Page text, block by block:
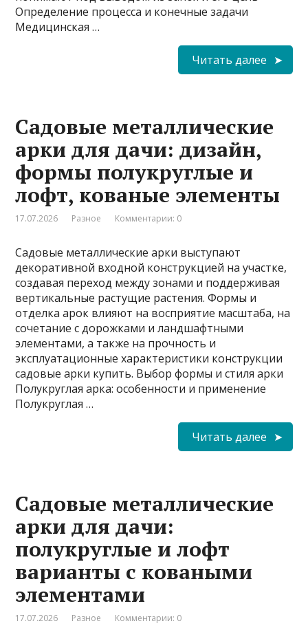
Определение процесса и конечные задачи
Медицинская …
Читать далее
Садовые металлические
арки для дачи: дизайн,
формы полукруглые и
лофт, кованые элементы
17.07.2026 Разное Комментарии: 0
Садовые металлические арки выступают
декоративной входной конструкцией на участке,
создавая переход между зонами и поддерживая
вертикальные растущие растения. Формы и
отделка арок влияют на восприятие масштаба, на
сочетание с дорожками и ландшафтными
элементами, а также на прочность и
эксплуатационные характеристики конструкции
садовые арки купить. Выбор формы и стиля арки
Полукруглая арка: особенности и применение
Полукруглая …
Читать далее
Садовые металлические
арки для дачи:
полукруглые и лофт
варианты с коваными
элементами
17.07.2026 Разное Комментарии: 0